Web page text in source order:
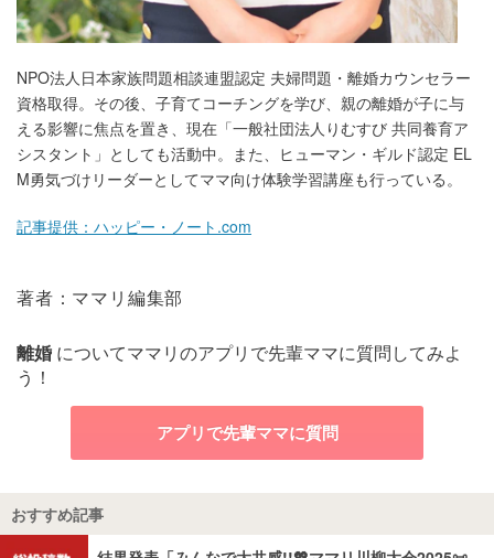
NPO法人日本家族問題相談連盟認定 夫婦問題・離婚カウンセラー
資格取得。その後、子育てコーチングを学び、親の離婚が子に与
える影響に焦点を置き、現在「一般社団法人りむすび 共同養育ア
シスタント」としても活動中。また、ヒューマン・ギルド認定 EL
M勇気づけリーダーとしてママ向け体験学習講座も行っている。
記事提供：ハッピー・ノート.com
著者：ママリ編集部
離婚 についてママリのアプリで先輩ママに質問してみよ
う！
アプリで先輩ママに質問
おすすめ記事